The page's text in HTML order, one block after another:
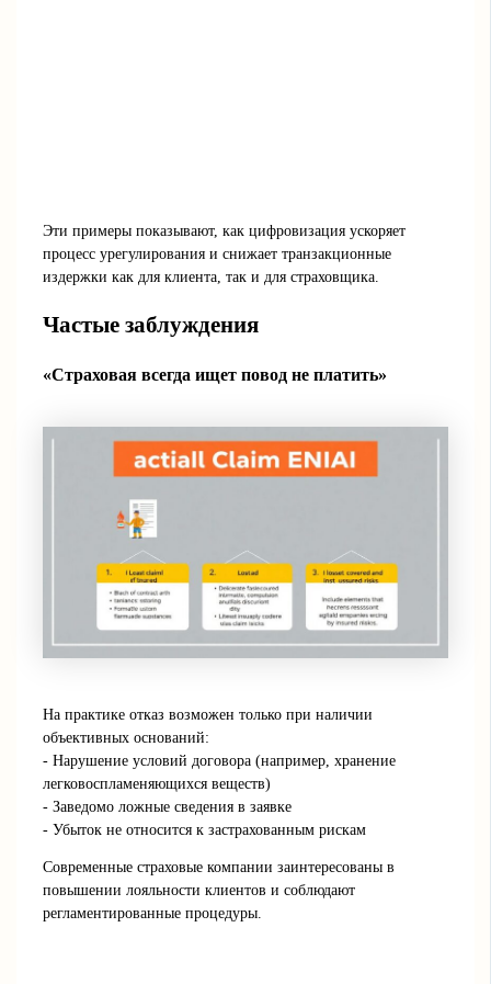
Эти примеры показывают, как цифровизация ускоряет
процесс урегулирования и снижает транзакционные
издержки как для клиента, так и для страховщика.
Частые заблуждения
«Страховая всегда ищет повод не платить»
На практике отказ возможен только при наличии
объективных оснований:
- Нарушение условий договора (например, хранение
легковоспламеняющихся веществ)
- Заведомо ложные сведения в заявке
- Убыток не относится к застрахованным рискам
Современные страховые компании заинтересованы в
повышении лояльности клиентов и соблюдают
регламентированные процедуры.